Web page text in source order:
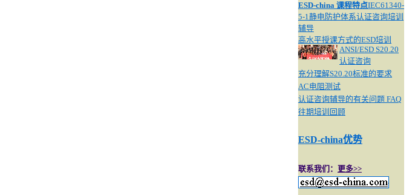
ESD-china 课程特点IEC61340-
5-1静电防护体系认证咨询培训
辅导
高水平授课方式的ESD培训
ANSI/ESD S20.20
认证咨询
充分理解S20.20标准的要求
AC电阻测试
认证咨询辅导的有关问题 FAQ
往期培训回顾
ESD-china优势
联系我们 ： 更多>>